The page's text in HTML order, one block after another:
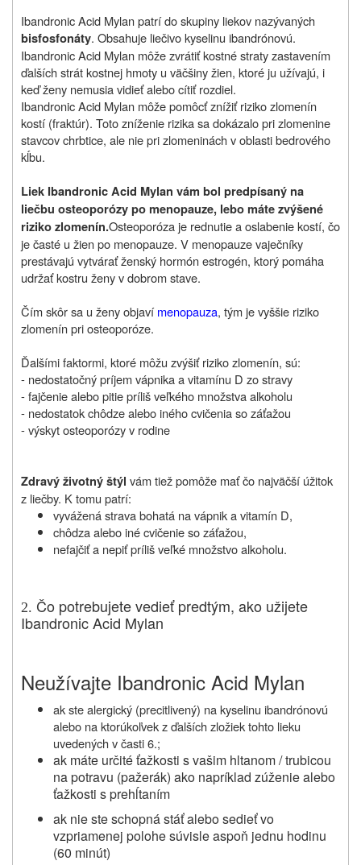
Ibandronic Acid Mylan patrí do skupiny liekov nazývaných
bisfosfonáty. Obsahuje liečivo kyselinu ibandrónovú.
Ibandronic Acid Mylan môže zvrátiť kostné straty zastavením
ďalších strát kostnej hmoty u väčšiny žien, ktoré ju užívajú, i
keď ženy nemusia vidieť alebo cítiť rozdiel.
Ibandronic Acid Mylan môže pomôcť znížiť riziko zlomenín
kostí (fraktúr). Toto zníženie rizika sa dokázalo pri zlomenine
stavcov chrbtice, ale nie pri zlomeninách v oblasti bedrového
kĺbu.
Liek Ibandronic Acid Mylan vám bol predpísaný na
liečbu osteoporózy po menopauze, lebo máte zvýšené
riziko zlomenín.Osteoporóza je rednutie a oslabenie kostí, čo
je časté u žien po menopauze. V menopauze vaječníky
prestávajú vytvárať ženský hormón estrogén, ktorý pomáha
udržať kostru ženy v dobrom stave.
Čím skôr sa u ženy objavímenopauza, tým je vyššie riziko
zlomenín pri osteoporóze.
Ďalšími faktormi, ktoré môžu zvýšiť riziko zlomenín, sú:
- nedostatočný príjem vápnika a vitamínu D zo stravy
- fajčenie alebo pitie príliš veľkého množstva alkoholu
- nedostatok chôdze alebo iného cvičenia so záťažou
- výskyt osteoporózy v rodine
Zdravý životný štýl vám tiež pomôže mať čo najväčší úžitok
z liečby. K tomu patrí:
vyvážená strava bohatá na vápnik a vitamín D,
chôdza alebo iné cvičenie so záťažou,
nefajčiť a nepiť príliš veľké množstvo alkoholu.
2. Čo potrebujete vedieť predtým, ako užijete
Ibandronic Acid Mylan
Neužívajte Ibandronic Acid Mylan
ak ste alergický (precitlivený) na kyselinu ibandrónovú
alebo na ktorúkoľvek z ďalších zložiek tohto lieku
uvedených v časti 6.;
ak máte určité ťažkosti s vašim hltanom / trubicou
na potravu (pažerák) ako napríklad zúženie alebo
ťažkosti s prehĺtaním
ak nie ste schopná stáť alebo sedieť vo
vzpriamenej polohe súvisle aspoň jednu hodinu
(60 minút)